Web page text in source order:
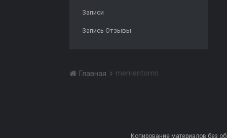
Записи
Запись Отзывы
Главная mementomri
Копирование материалов без